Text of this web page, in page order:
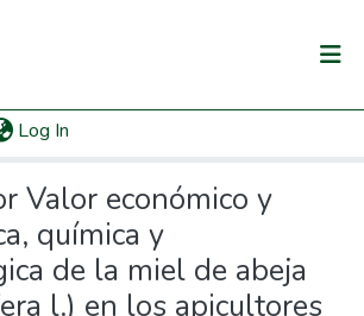
Log In
Valor económico y
química y
de la miel de abeja
l.) en los apicultores